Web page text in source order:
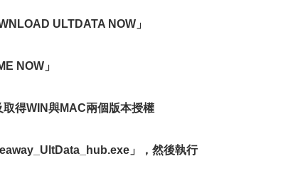
ULTDATA NOW」
NOW」
得WIN與MAC兩個版本授權
」，然後執行